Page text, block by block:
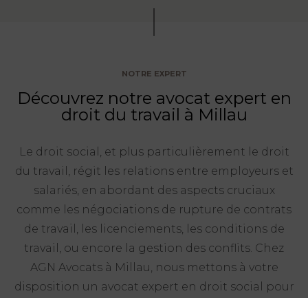
NOTRE EXPERT
Découvrez notre avocat expert en
droit du travail à Millau
Le droit social, et plus particulièrement le droit
du travail, régit les relations entre employeurs et
salariés, en abordant des aspects cruciaux
comme les négociations de rupture de contrats
de travail, les licenciements, les conditions de
travail, ou encore la gestion des conflits. Chez
AGN Avocats à Millau, nous mettons à votre
disposition un avocat expert en droit social pour